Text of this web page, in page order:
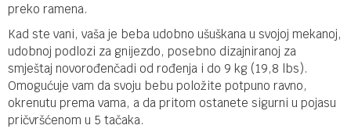
preko ramena.
Kad ste vani, vaša je beba udobno ušuškana u svojoj mekanoj,
udobnoj podlozi za gnijezdo, posebno dizajniranoj za
smještaj novorođenčadi od rođenja i do 9 kg (19,8 lbs).
Omogućuje vam da svoju bebu položite potpuno ravno,
okrenutu prema vama, a da pritom ostanete sigurni u pojasu
pričvršćenom u 5 tačaka.